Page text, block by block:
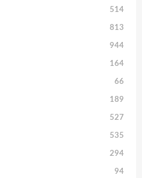
514
813
944
164
66
189
527
535
294
94